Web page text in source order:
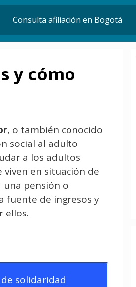
Consulta afiliación en Bogotá
y cómo
, o también conocido
social al adulto
a los adultos
viven en situación de
una pensión o
fuente de ingresos y
ellos.
solidaridad